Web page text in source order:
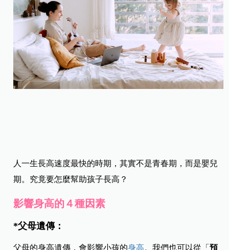
人一生長高速度最快的時期，其實不是青春期，而是嬰兒
期。究竟要怎麼幫助孩子長高？
影響身高的４種因素
*父母遺傳：
父母的身高遺傳，會影響小孩的身高。我們也可以從「預